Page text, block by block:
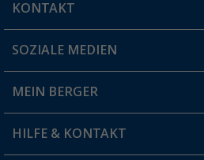
KONTAKT
Du hast eine Frage?
Filiale finden
SOZIALE MEDIEN
MEIN BERGER
Vorteilskarte
HILFE & KONTAKT